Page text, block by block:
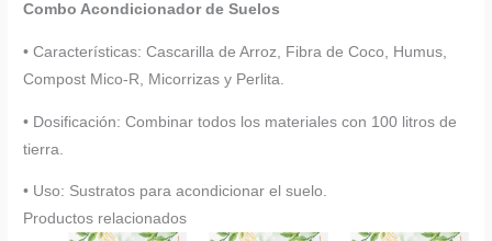
Combo Acondicionador de Suelos
• Características: Cascarilla de Arroz, Fibra de Coco, Humus,
Compost Mico-R, Micorrizas y Perlita.
• Dosificación: Combinar todos los materiales con 100 litros de
tierra.
• Uso: Sustratos para acondicionar el suelo.
Productos relacionados